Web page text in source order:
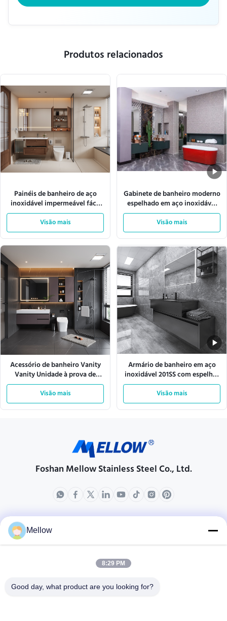
Produtos relacionados
Painéis de banheiro de aço
inoxidável impermeável fácil
de limpar padrão ASTM
resistente à corrosão durável e
para instituições
Visão mais
Gabinete de banheiro moderno
espelhado em aço inoxidável
316, gabinete com bacia de
cobre
Visão mais
Acessório de banheiro Vanity
Vanity Unidade à prova de
ferrugem que oferece
benefícios à prova de ferrugem
duradouros e decoração
elegante de banheiro
Visão mais
Armário de banheiro em aço
inoxidável 201SS com espelho,
armazenamento e montagem
na parede
Visão mais
Foshan Mellow Stainless Steel Co., Ltd.
produtos
Perfil da empresa
Excursão da fábrica
Casos
Mellow
8:29 PM
Good day, what product are you looking for?